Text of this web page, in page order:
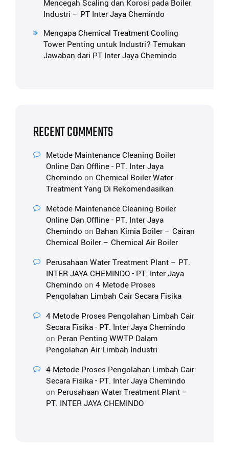
Mencegah Scaling dan Korosi pada Boiler
Industri – PT Inter Jaya Chemindo
Mengapa Chemical Treatment Cooling
Tower Penting untuk Industri? Temukan
Jawaban dari PT Inter Jaya Chemindo
RECENT COMMENTS
Metode Maintenance Cleaning Boiler
Online Dan Offline - PT. Inter Jaya
Chemindo on Chemical Boiler Water
Treatment Yang Di Rekomendasikan
Metode Maintenance Cleaning Boiler
Online Dan Offline - PT. Inter Jaya
Chemindo on Bahan Kimia Boiler – Cairan
Chemical Boiler – Chemical Air Boiler
Perusahaan Water Treatment Plant – PT.
INTER JAYA CHEMINDO - PT. Inter Jaya
Chemindo on 4 Metode Proses
Pengolahan Limbah Cair Secara Fisika
4 Metode Proses Pengolahan Limbah Cair
Secara Fisika - PT. Inter Jaya Chemindo
on Peran Penting WWTP Dalam
Pengolahan Air Limbah Industri
4 Metode Proses Pengolahan Limbah Cair
Secara Fisika - PT. Inter Jaya Chemindo
on Perusahaan Water Treatment Plant –
PT. INTER JAYA CHEMINDO